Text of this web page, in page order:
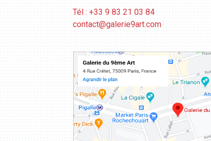
Tél : +33 9 83 21 03 84
contact@galerie9art.com